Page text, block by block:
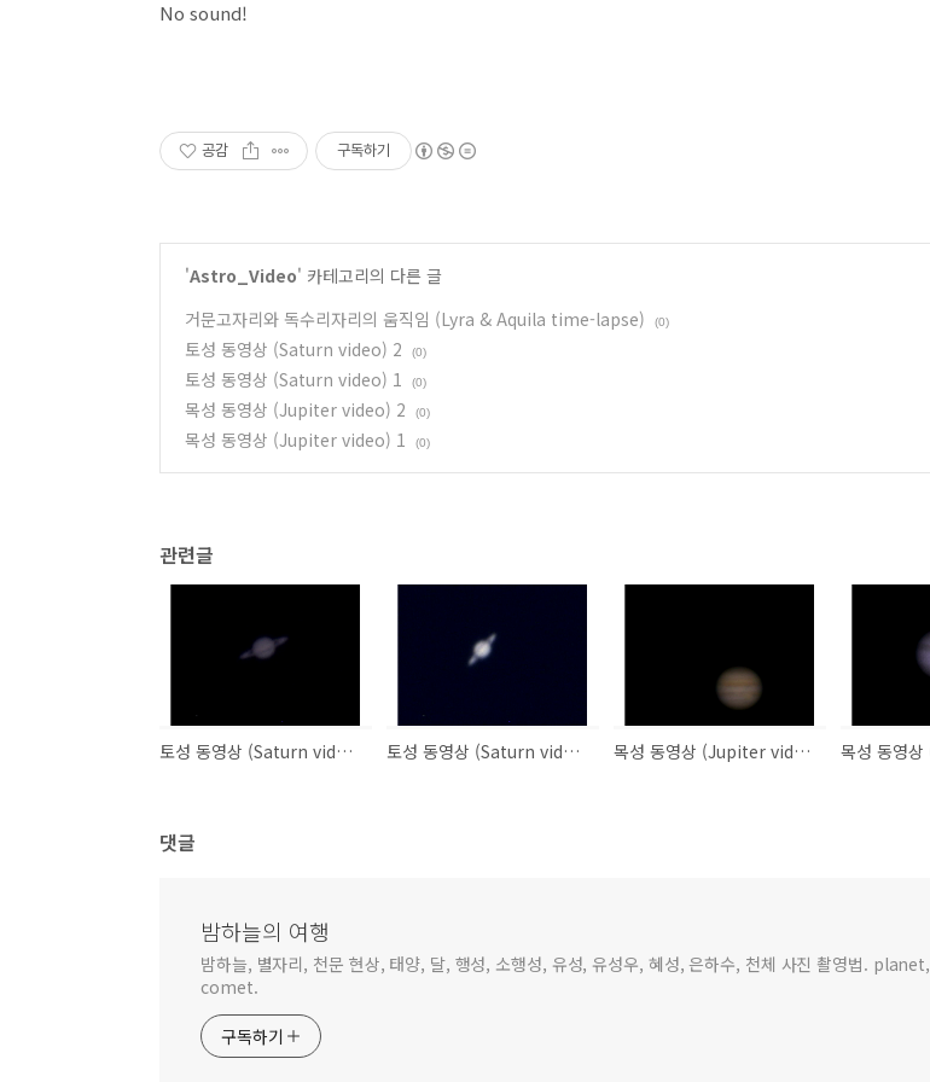
No sound!
공감 구독하기
'Astro_Video' 카테고리의 다른 글
거문고자리와 독수리자리의 움직임 (Lyra & Aquila time-lapse)
(0)
토성 동영상 (Saturn video) 2 (0)
토성 동영상 (Saturn video) 1 (0)
목성 동영상 (Jupiter video) 2 (0)
목성 동영상 (Jupiter video) 1 (0)
관련글
토성 동영상 (Saturn video) 2 토성 동영상 (Saturn video) 1 목성 동영상 (Jupiter video) 2
댓글
밤하늘의 여행
밤하늘, 별자리, 천문 현상, 태양, 달, 행성, 소행성, 유성, 유성우, 혜성, 은하수, 천체 사진 촬영법. planet,
comet.
구독하기